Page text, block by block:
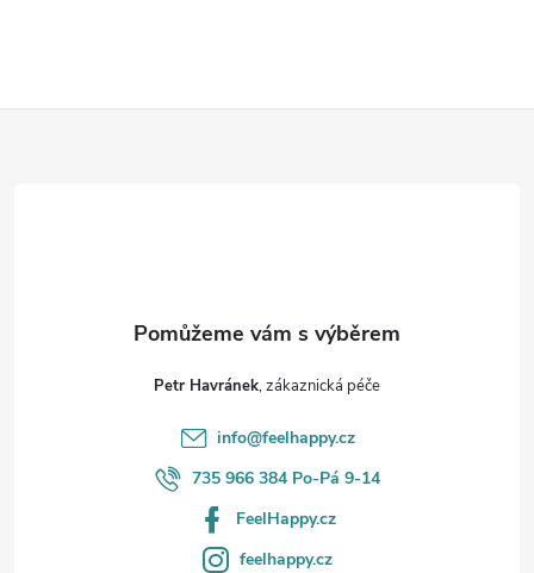
Petr Havránek
info@feelhappy.cz
735 966 384 Po-Pá 9-14
FeelHappy.cz
feelhappy.cz